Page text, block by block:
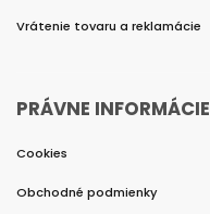
Vrátenie tovaru a reklamácie
PRÁVNE INFORMÁCIE
Cookies
Obchodné podmienky